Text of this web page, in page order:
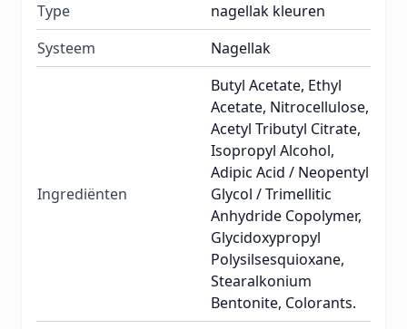
Type
nagellak kleuren
Systeem
Nagellak
Ingrediënten
Butyl Acetate, Ethyl
Acetate, Nitrocellulose,
Acetyl Tributyl Citrate,
Isopropyl Alcohol,
Adipic Acid / Neopentyl
Glycol / Trimellitic
Anhydride Copolymer,
Glycidoxypropyl
Polysilsesquioxane,
Stearalkonium
Bentonite, Colorants.